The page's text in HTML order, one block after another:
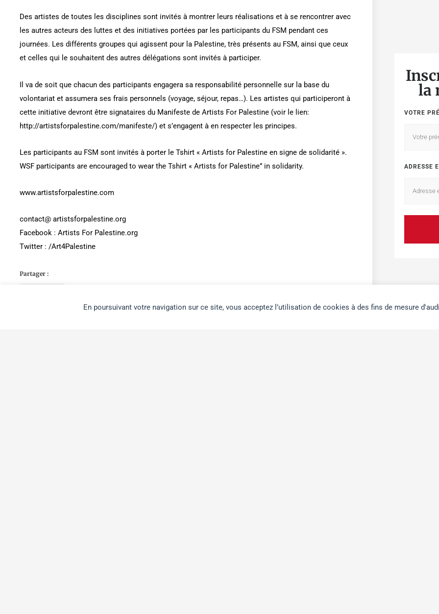
En poursuivant votre navigation sur ce site, vous acceptez l’utilisation de cookies à des fins de mesure
Des artistes de toutes les disciplines sont invités à montrer leurs réalisations et à se rencontrer avec
les autres acteurs des luttes et des initiatives portées par les participants du FSM pendant ces
journées. Les différents groupes qui agissent pour la Palestine, très présents au FSM, ainsi que ceux
et celles qui le souhaitent des autres délégations sont invités à participer.
Il va de soit que chacun des participants engagera sa responsabilité personnelle sur la base du
volontariat et assumera ses frais personnels (voyage, séjour, repas…). Les artistes qui participeront à
cette initiative devront être signataires du Manifeste de Artists For Palestine (voir le lien:
http://artistsforpalestine.com/manifeste/) et s’engagent à en respecter les principes.
Les participants au FSM sont invités à porter le Tshirt « Artists for Palestine en signe de solidarité ».
WSF participants are encouraged to wear the Tshirt « Artists for Palestine” in solidarity.
www.artistsforpalestine.com
contact@ artistsforpalestine.org
Facebook : Artists For Palestine.org
Twitter : /Art4Palestine
Partager :
la
VOTRE
ADRESSE